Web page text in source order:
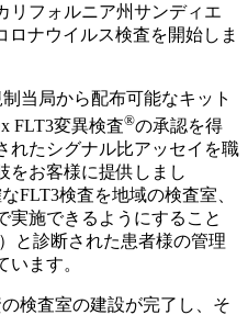
リフォルニア州サンディエ
ロナウイルス検査を開始しま
当局から配布可能なキット
FLT3変異検査®の承認を得
れたシグナル比アッセイを職
をお客様に提供しまし
FLT3検査を地域の検査室、
実施できるようにすること
と診断された患者様の管理
ます。
検査室の建設が完了し、そ